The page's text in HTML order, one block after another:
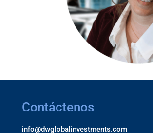
Contáctenos
info@dwglobalinvestments.com